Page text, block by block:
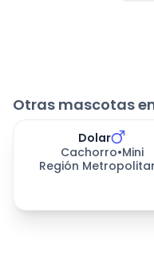
Otras mascotas
Dolar
Cachorro•Mini
Región